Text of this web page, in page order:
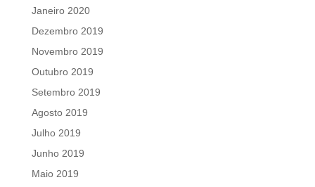
Janeiro 2020
Dezembro 2019
Novembro 2019
Outubro 2019
Setembro 2019
Agosto 2019
Julho 2019
Junho 2019
Maio 2019